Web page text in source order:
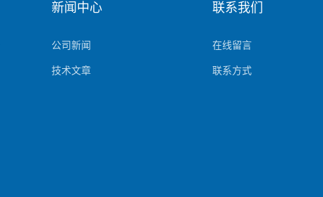
新闻中心
公司新闻
技术文章
联系我们
在线留言
联系方式